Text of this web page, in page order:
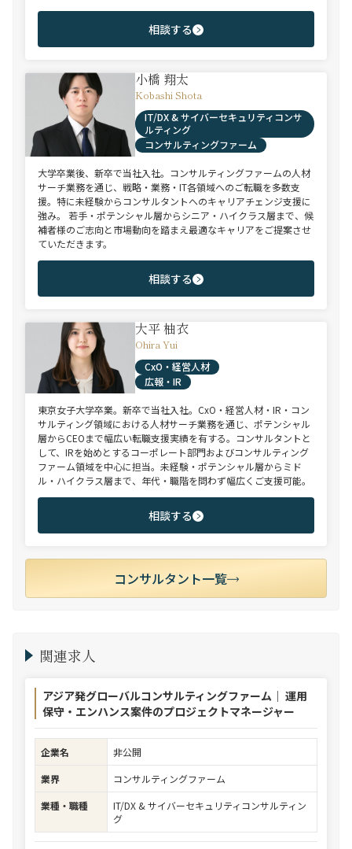
相談する
小橋 翔太
Kobashi Shota
IT/DX & サイバーセキュリティコンサ
ルティング
コンサルティングファーム
大学卒業後、新卒で当社入社。コンサルティングファームの人材
サーチ業務を通じ、戦略・業務・IT各領域へのご転職を多数支
援。特に未経験からコンサルタントへのキャリアチェンジ支援に
強み。 若手・ポテンシャル層からシニア・ハイクラス層まで、候
補者様のご志向と市場動向を踏まえ最適なキャリアをご提案させ
ていただきます。
相談する
大平 柚衣
Ohira Yui
CxO・経営人材
広報・IR
東京女子大学卒業。新卒で当社入社。CxO・経営人材・IR・コン
サルティング領域における人材サーチ業務を通じ、ポテンシャル
層からCEOまで幅広い転職支援実績を有する。コンサルタントと
して、IRを始めとするコーポレート部門およびコンサルティング
ファーム領域を中心に担当。未経験・ポテンシャル層からミド
ル・ハイクラス層まで、年代・職階を問わず幅広くご支援可能。
相談する
コンサルタント一覧
関連求人
アジア発グローバルコンサルティングファーム｜ 運用
保守・エンハンス案件のプロジェクトマネージャー
企業名
非公開
業界
コンサルティングファーム
業種・職種
IT/DX & サイバーセキュリティコンサルティン
グ